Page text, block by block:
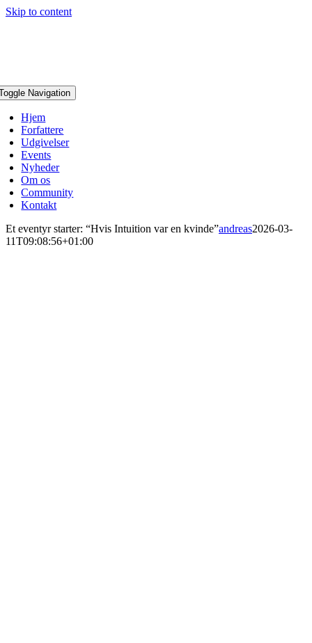
Skip to content
Navigation
Hjem
Forfattere
Udgivelser
Events
Nyheder
Om os
Community
Kontakt
Et eventyr starter: “Hvis Intuition var en kvinde”andreas2026-03-
11T09:08:56+01:00